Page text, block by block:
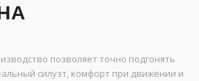
позволяет точно подгонять
силуэт, комфорт при движении и